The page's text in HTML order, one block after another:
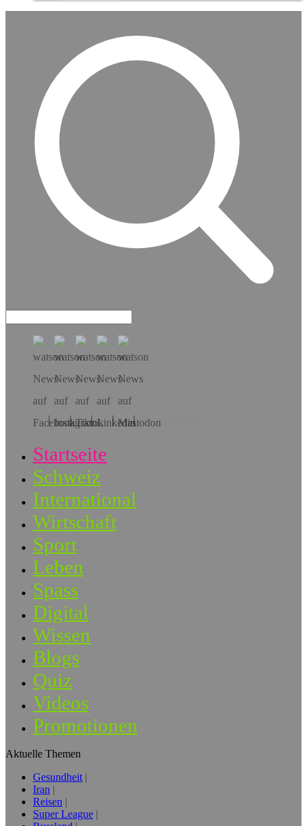
Hol dir die App!
Startseite
Schweiz
International
Wirtschaft
Sport
Leben
Spass
Digital
Wissen
Blogs
Quiz
Videos
Promotionen
Aktuelle Themen
Gesundheit
Iran
Reisen
Super League